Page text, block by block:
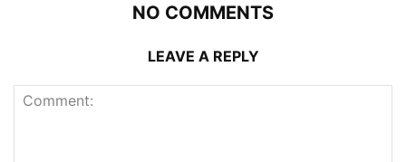
NO COMMENTS
LEAVE A REPLY